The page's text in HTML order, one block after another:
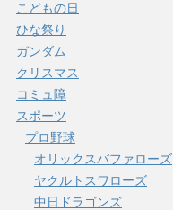
こどもの日
ひな祭り
ガンダム
クリスマス
コミュ障
スポーツ
プロ野球
オリックスバファローズ
ヤクルトスワローズ
中日ドラゴンズ